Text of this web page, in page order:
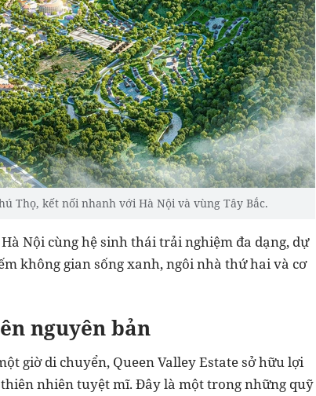
Thọ, kết nối nhanh với Hà Nội và vùng Tây Bắc.
Nội cùng hệ sinh thái trải nghiệm đa dạng, dự
không gian sống xanh, ngôi nhà thứ hai và cơ
nguyên bản
giờ di chuyển, Queen Valley Estate sở hữu lợi
nhiên tuyệt mĩ. Đây là một trong những quỹ